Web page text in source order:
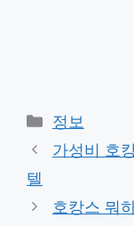
Categories
정보
가성비 호
텔
호캉스 뭐